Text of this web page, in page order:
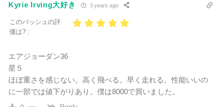
Kyrie Irving大好き 3 years ago
このバッシュの評
価は? :
エアジョーダン36
星５
ほぼ重さを感じない。高く飛べる。早く走れる。性能いいの
に一部では値下がりあり。僕は8000で買いました。